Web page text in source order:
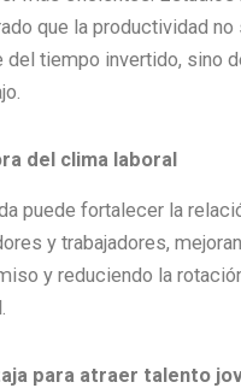
que la productividad no
del tiempo invertido, sino
del clima laboral
puede fortalecer la
y trabajadores,
y reduciendo la
para atraer talento